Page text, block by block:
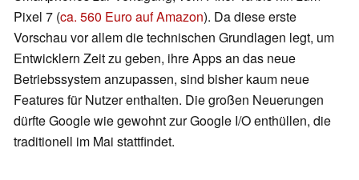
Pixel 7 (ca. 560 Euro auf Amazon). Da diese erste
Vorschau vor allem die technischen Grundlagen legt, um
Entwicklern Zeit zu geben, ihre Apps an das neue
Betriebssystem anzupassen, sind bisher kaum neue
Features für Nutzer enthalten. Die großen Neuerungen
dürfte Google wie gewohnt zur Google I/O enthüllen, die
traditionell im Mai stattfindet.